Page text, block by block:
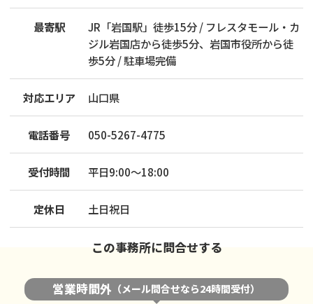
最寄駅
JR「岩国駅」徒歩15分 / フレスタモール・カ
ジル岩国店から徒歩5分、岩国市役所から徒
歩5分 / 駐車場完備
対応エリア 山口県
電話番号 050-5267-4775
受付時間 平日9:00〜18:00
定休日 土日祝日
この事務所に問合せする
営業時間外 （メール問合せなら24時間受付）